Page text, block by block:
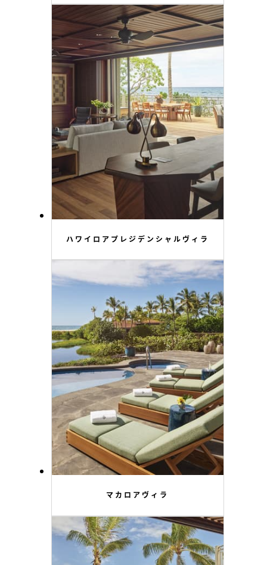
ハワイロアプレジデンシャルヴィラ
マカロアヴィラ